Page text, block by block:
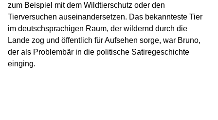
zum Beispiel mit dem Wildtierschutz oder den
Tierversuchen auseinandersetzen. Das bekannteste Tier
im deutschsprachigen Raum, der wildernd durch die
Lande zog und öffentlich für Aufsehen sorge, war Bruno,
der als Problembär in die politische Satiregeschichte
einging.